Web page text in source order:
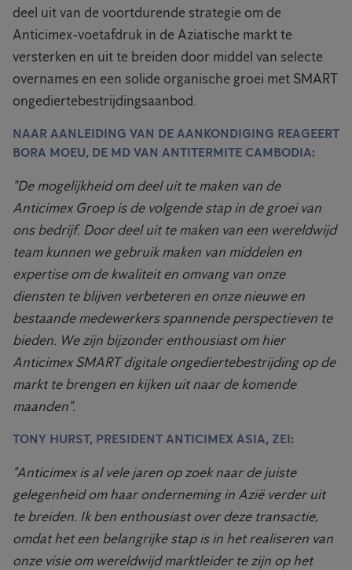
deel uit van de voortdurende strategie om de
Anticimex-voetafdruk in de Aziatische markt te
versterken en uit te breiden door middel van selecte
overnames en een solide organische groei met SMART
ongediertebestrijdingsaanbod.
NAAR AANLEIDING VAN DE AANKONDIGING REAGEERT
BORA MOEU, DE MD VAN ANTITERMITE CAMBODIA:
"De mogelijkheid om deel uit te maken van de
Anticimex Groep is de volgende stap in de groei van
ons bedrijf. Door deel uit te maken van een wereldwijd
team kunnen we gebruik maken van middelen en
expertise om de kwaliteit en omvang van onze
diensten te blijven verbeteren en onze nieuwe en
bestaande medewerkers spannende perspectieven te
bieden. We zijn bijzonder enthousiast om hier
Anticimex SMART digitale ongediertebestrijding op de
markt te brengen en kijken uit naar de komende
maanden".
TONY HURST, PRESIDENT ANTICIMEX ASIA, ZEI:
"Anticimex is al vele jaren op zoek naar de juiste
gelegenheid om haar onderneming in Azië verder uit
te breiden. Ik ben enthousiast over deze transactie,
omdat het een belangrijke stap is in het realiseren van
onze visie om wereldwijd marktleider te zijn op het